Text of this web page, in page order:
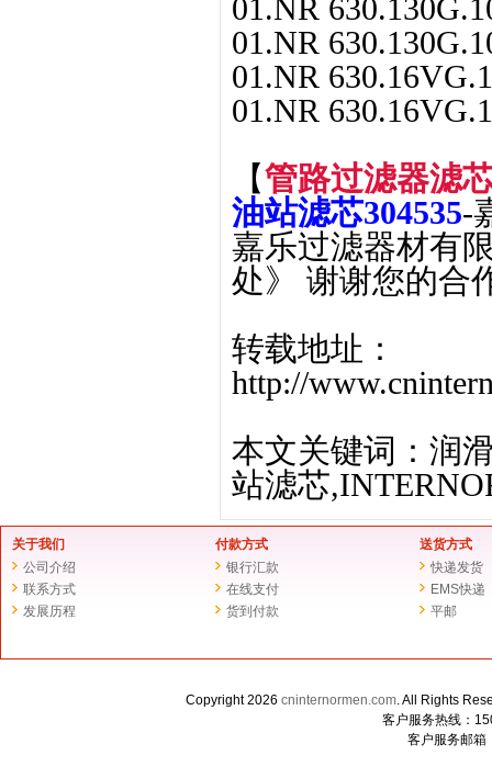
01.NR
01.NR
01.NR
01.NR
【管路过滤器滤
油站滤芯304535-
嘉乐过滤器材有
处》 谢谢您的合
转载地址：
http://
本文关键词：润
站滤芯
关于我们
公司介绍
联系方式
发展历程
付款方式
银行汇款
在线支付
货到付款
送货方式
快递发货
EMS快递
平邮
Copyright 2026 cninternormen.com. All Rights
客户服务热线：
客户服务邮箱